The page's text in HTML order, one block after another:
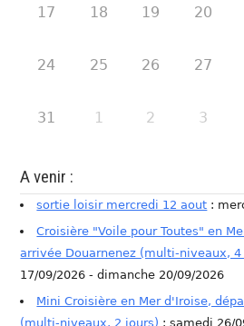
17 18 19 20
24 25 26 27
31 1 2 3
A venir :
sortie loisir mercredi 12 aout :
Croisière "Voile pour Toutes" en
arrivée Douarnenez (multi-niveaux, 4
17/09/2026 - dimanche 20/09/2026
Mini Croisière en Mer d'Iroise,
(multi-niveaux, 2 jours) : samedi 26/